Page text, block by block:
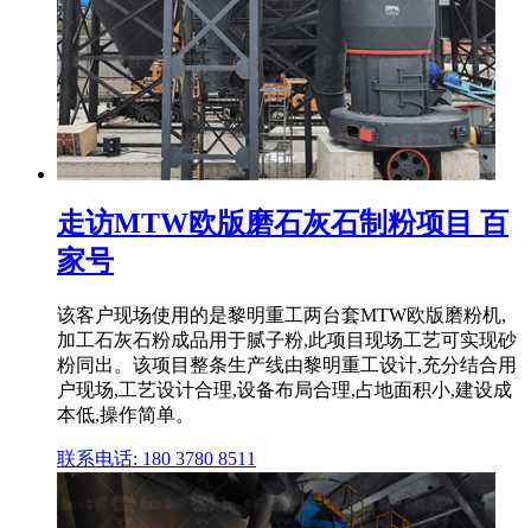
走访MTW欧版磨石灰石制粉项目 百
家号
该客户现场使用的是黎明重工两台套MTW欧版磨粉机,
加工石灰石粉成品用于腻子粉,此项目现场工艺可实现砂
粉同出。该项目整条生产线由黎明重工设计,充分结合用
户现场,工艺设计合理,设备布局合理,占地面积小,建设成
本低,操作简单。
联系电话: 180 3780 8511